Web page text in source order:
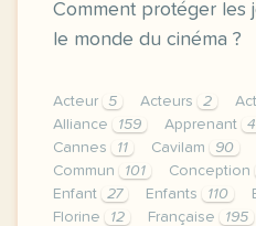
Comment protéger les
le monde du cinéma ?
Acteur 5 Acteurs 2
Alliance
159 Apprenant
Cannes
11 Cavilam 90
Commun
101 Conception
Enfant
27 Enfants 110
Florine
12 Française 195